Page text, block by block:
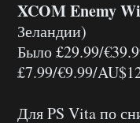
XCOM Enemy
Зеландии)
Было £29.99/
£7.99/€9.99/
Для PS Vita по